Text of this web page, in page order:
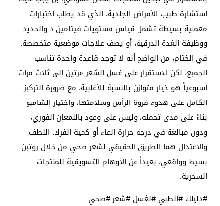
استشارة طبيب الأمراض الجلدية، الذي قد يطلب اختبارات
معملية بسيطة تشمل قياس مستويات فيتامين د والحديد
ووظيفة الغدة الدرقية، أو يصف علاجات موضعية متخصصة.
في الختام، من الواضح أنه لا توجد قاعدة واحدة تناسب
الجميع، لكن الاستقرار على غسل الشعر مرتين إلى ثلاث مرات
أسبوعياً هو خيار متوازن بالنسبة للأغلبية، مع ضرورة التركيز
الكامل على هدوء فروة الرأس وسلامتها، واختيار الشامبو
بناءً على مدى تحمله، وليس على وعود باللمعان الفوري،
ودون مبالغة في درجة حرارة الماء أو كمية الفرك. اللطف
والاعتدال هما الطريق الحقيقي لشعر صحي من خلال روتين
بسيط وواقعي، بعيداً عن الأوهام التسويقية للمنتجات
السحرية.
#دليلك #الطبي #لغسل #شعر #صحي